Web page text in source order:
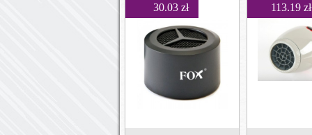
30.03 zł 113.19 zł